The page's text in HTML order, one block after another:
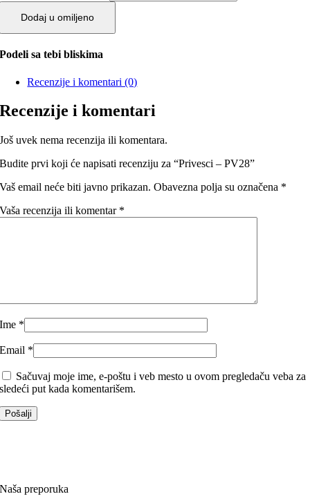
Dodaj u omiljeno
Podeli sa tebi bliskima
Recenzije i komentari (0)
Recenzije i komentari
Još uvek nema recenzija ili komentara.
Budite prvi koji će napisati recenziju za “Privesci – PV28”
Vaš email neće biti javno prikazan. Obavezna polja su označena *
Vaša recenzija ili komentar *
Ime *
Email *
Sačuvaj moje ime, e-poštu i veb mesto u ovom pregledaču veba za
sledeći put kada komentarišem.
Naša preporuka